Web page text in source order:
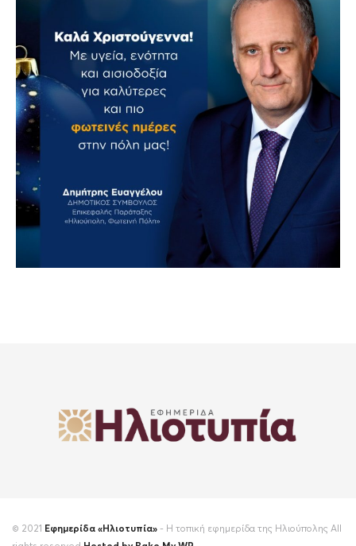
© 2021 Εφημερίδα «Ηλιοτυπία» - Η τοπική εφημερίδα της Ηλιούπολης All